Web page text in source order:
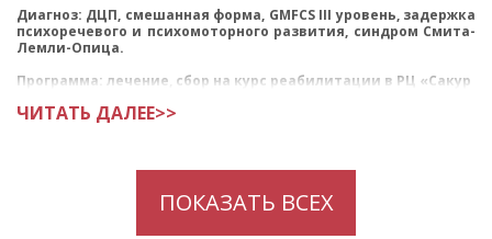
Диагноз: ДЦП, смешанная форма, GMFCS III уровень, задержка
психоречевого и психомоторного развития, синдром Смита-
Лемли-Опица.
Программа: лечение, сбор на курс реабилитации в РЦ «Сакур
ЧИТАТЬ ДАЛЕЕ>>
ПОКАЗАТЬ ВСЕХ